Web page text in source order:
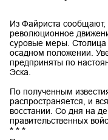
Из Файриста сообщают,
революционное
суровые меры. Столица
осадном положении.
предприняты по
Эска.
По полученным
распространяется, и
восстании. Со дня на
правительственных
* * *